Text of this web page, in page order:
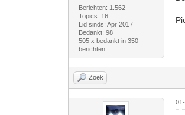
Berichten: 1.562
Topics: 16
Lid sinds: Apr 2017
Bedankt: 98
505 x bedankt in 350
berichten
Zoek